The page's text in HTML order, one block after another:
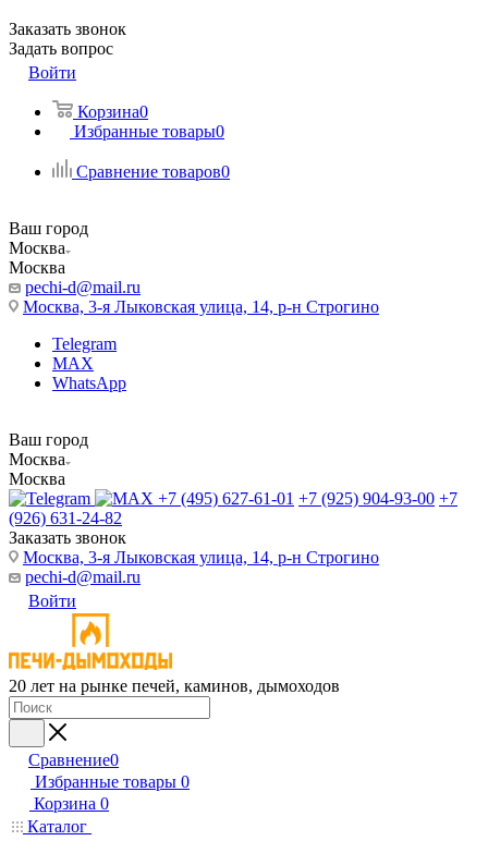
Заказать звонок
Задать вопрос
Войти
Корзина0
Избранные товары0
Сравнение товаров0
Ваш город
Москва
Москва
pechi-d@mail.ru
Москва, 3-я Лыковская улица, 14, р-н Строгино
Telegram
MAX
WhatsApp
Ваш город
Москва
Москва
+7 (495) 627-61-01 +7 (925) 904-93-00 +7
(926) 631-24-82
Заказать звонок
Москва, 3-я Лыковская улица, 14, р-н Строгино
pechi-d@mail.ru
Войти
20 лет на рынке печей, каминов, дымоходов
Сравнение0
Избранные товары 0
Корзина 0
Каталог